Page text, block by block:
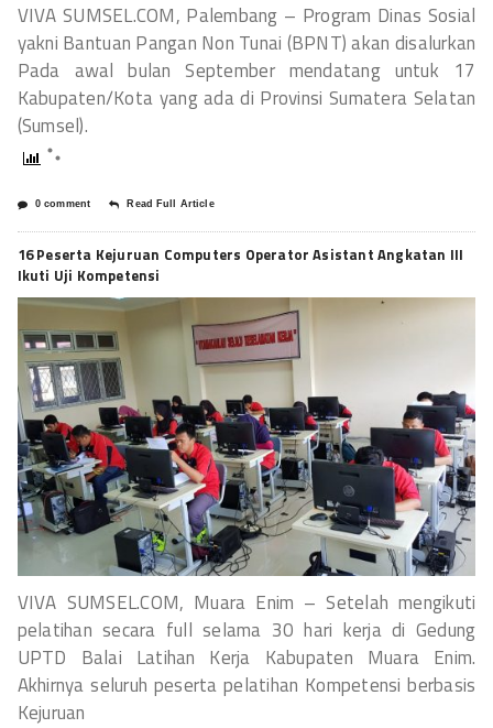
VIVA SUMSEL.COM, Palembang – Program Dinas Sosial
yakni Bantuan Pangan Non Tunai (BPNT) akan disalurkan
Pada awal bulan September mendatang untuk 17
Kabupaten/Kota yang ada di Provinsi Sumatera Selatan
(Sumsel).
0 comment Read Full Article
16 Peserta Kejuruan Computers Operator Asistant Angkatan III
Ikuti Uji Kompetensi
VIVA SUMSEL.COM, Muara Enim – Setelah mengikuti
pelatihan secara full selama 30 hari kerja di Gedung
UPTD Balai Latihan Kerja Kabupaten Muara Enim.
Akhirnya seluruh peserta pelatihan Kompetensi berbasis
Kejuruan